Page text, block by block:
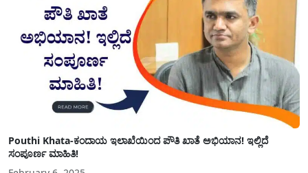
Pouthi Khata-ಕಂದಾಯ ಇಲಾಖೆಯಿಂದ ಪೌತಿ ಖಾತೆ ಅಭಿಯಾನ! ಇಲ್ಲಿದೆ
ಸಂಪೂರ್ಣ ಮಾಹಿತಿ!